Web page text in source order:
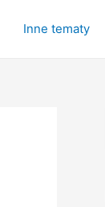
Inne tematy